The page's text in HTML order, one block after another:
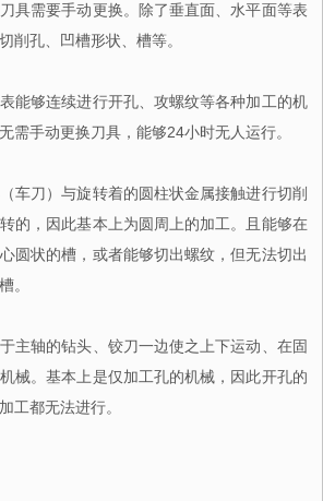
具需要手动更换。除了垂直面、水平面等表
削孔、凹槽形状、槽等。
能够连续进行开孔、攻螺纹等各种加工的机
需手动更换刀具，能够24小时无人运行。
车刀）与旋转着的圆柱状金属接触进行切削
的，因此基本上为圆周上的加工。且能够在
圆状的槽，或者能够切出螺纹，但无法切出
。
主轴的钻头、铰刀一边使之上下运动、在固
械。基本上是仅加工孔的机械，因此开孔的
工都无法进行。